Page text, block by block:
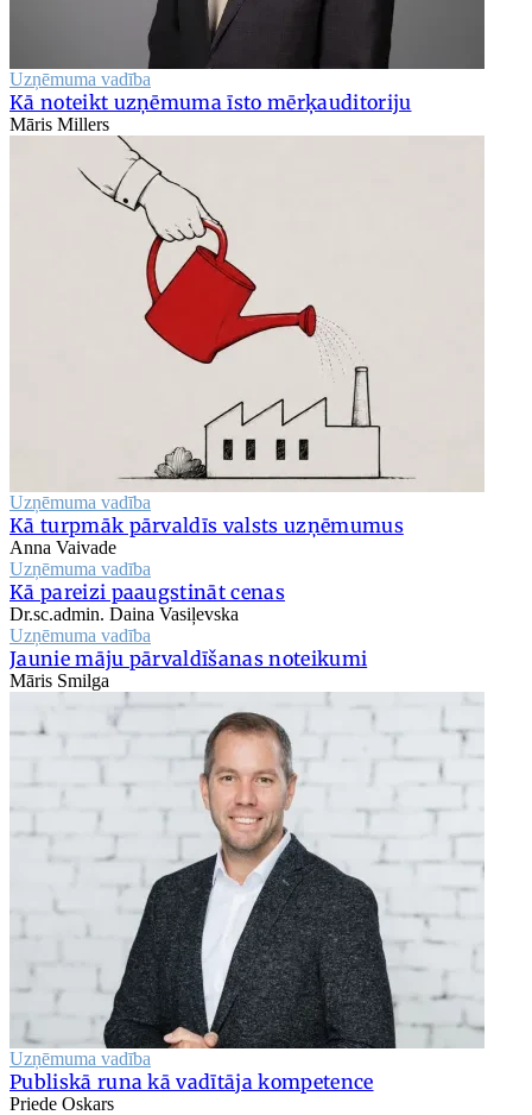
Uzņēmuma vadība
Kā noteikt uzņēmuma īsto mērķauditoriju
Māris Millers
Uzņēmuma vadība
Kā turpmāk pārvaldīs valsts uzņēmumus
Anna Vaivade
Uzņēmuma vadība
Kā pareizi paaugstināt cenas
Dr.sc.admin. Daina Vasiļevska
Uzņēmuma vadība
Jaunie māju pārvaldīšanas noteikumi
Māris Smilga
Uzņēmuma vadība
Publiskā runa kā vadītāja kompetence
Priede Oskars